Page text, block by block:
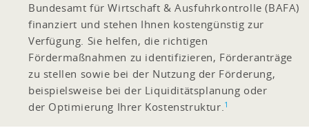
Bundesamt für Wirtschaft & Ausfuhrkontrolle (BAFA)
finanziert und stehen Ihnen kostengünstig zur
Verfügung. Sie helfen, die richtigen
Fördermaßnahmen zu identifizieren, Förderanträge
zu stellen sowie bei der Nutzung der Förderung,
beispielsweise bei der Liquiditätsplanung oder
der Optimierung Ihrer Kostenstruktur.1